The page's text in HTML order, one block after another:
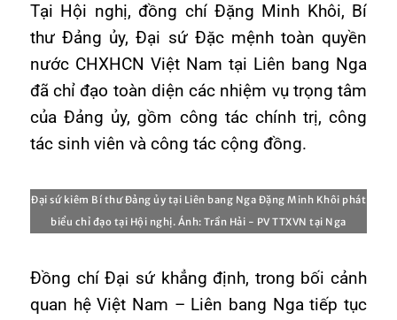
Tại Hội nghị, đồng chí Đặng Minh Khôi, Bí
thư Đảng ủy, Đại sứ Đặc mệnh toàn quyền
nước CHXHCN Việt Nam tại Liên bang Nga
đã chỉ đạo toàn diện các nhiệm vụ trọng tâm
của Đảng ủy, gồm công tác chính trị, công
tác sinh viên và công tác cộng đồng.
Đại sứ kiêm Bí thư Đảng ủy tại Liên bang Nga Đặng Minh Khôi phát
biểu chỉ đạo tại Hội nghị. Ánh: Trần Hải - PV TTXVN tại Nga
Đồng chí Đại sứ khẳng định, trong bối cảnh
quan hệ Việt Nam – Liên bang Nga tiếp tục